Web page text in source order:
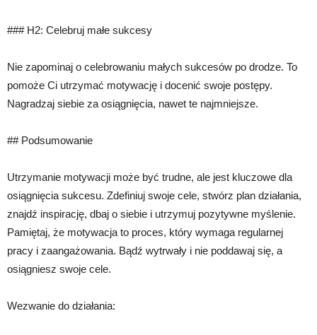
### H2: Celebruj małe sukcesy
Nie zapominaj o celebrowaniu małych sukcesów po drodze. To
pomoże Ci utrzymać motywację i docenić swoje postępy.
Nagradzaj siebie za osiągnięcia, nawet te najmniejsze.
## Podsumowanie
Utrzymanie motywacji może być trudne, ale jest kluczowe dla
osiągnięcia sukcesu. Zdefiniuj swoje cele, stwórz plan działania,
znajdź inspirację, dbaj o siebie i utrzymuj pozytywne myślenie.
Pamiętaj, że motywacja to proces, który wymaga regularnej
pracy i zaangażowania. Bądź wytrwały i nie poddawaj się, a
osiągniesz swoje cele.
Wezwanie do działania: